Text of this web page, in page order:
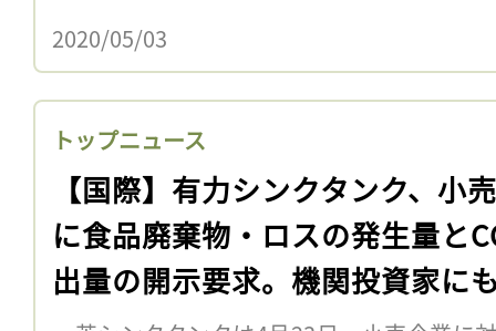
2020/05/03
トップニュース
【国際】有力シンクタンク、小
に食品廃棄物・ロスの発生量と
出量の開示要求。機関投資家に